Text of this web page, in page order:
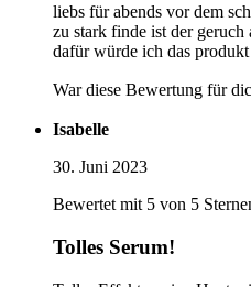
liebs für abends vor dem
zu stark finde ist der
dafür würde ich das
War diese Bewertung für
Isabelle
30. Juni 2023
Bewertet mit 5 von 5
Tolles Serum!